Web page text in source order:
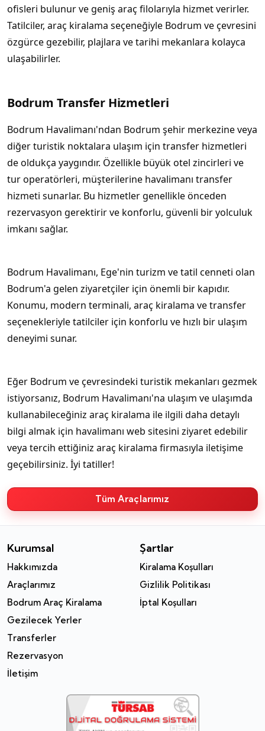
ofisleri bulunur ve geniş araç filolarıyla hizmet verirler.
Tatilciler, araç kiralama seçeneğiyle Bodrum ve çevresini
özgürce gezebilir, plajlara ve tarihi mekanlara kolayca
ulaşabilirler.
Bodrum Transfer Hizmetleri
Bodrum Havalimanı'ndan Bodrum şehir merkezine veya
diğer turistik noktalara ulaşım için transfer hizmetleri
de oldukça yaygındır. Özellikle büyük otel zincirleri ve
tur operatörleri, müşterilerine havalimanı transfer
hizmeti sunarlar. Bu hizmetler genellikle önceden
rezervasyon gerektirir ve konforlu, güvenli bir yolculuk
imkanı sağlar.
Bodrum Havalimanı, Ege'nin turizm ve tatil cenneti olan
Bodrum'a gelen ziyaretçiler için önemli bir kapıdır.
Konumu, modern terminali, araç kiralama ve transfer
seçenekleriyle tatilciler için konforlu ve hızlı bir ulaşım
deneyimi sunar.
Eğer Bodrum ve çevresindeki turistik mekanları gezmek
istiyorsanız, Bodrum Havalimanı'na ulaşım ve ulaşımda
kullanabileceğiniz araç kiralama ile ilgili daha detaylı
bilgi almak için havalimanı web sitesini ziyaret edebilir
veya tercih ettiğiniz araç kiralama firmasıyla iletişime
geçebilirsiniz. İyi tatiller!
Tüm Araçlarımız
Kurumsal
Hakkımızda
Araçlarımız
Bodrum Araç Kiralama
Gezilecek Yerler
Transferler
Rezervasyon
İletişim
Şartlar
Kiralama Koşulları
Gizlilik Politikası
İptal Koşulları